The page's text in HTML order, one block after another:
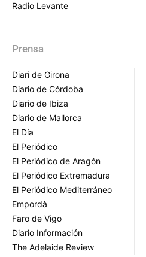
Radio Levante
Prensa
Diari de Girona
Diario de Córdoba
Diario de Ibiza
Diario de Mallorca
El Día
El Periódico
El Periódico de Aragón
El Periódico Extremadura
El Periódico Mediterráneo
Empordà
Faro de Vigo
Diario Información
The Adelaide Review